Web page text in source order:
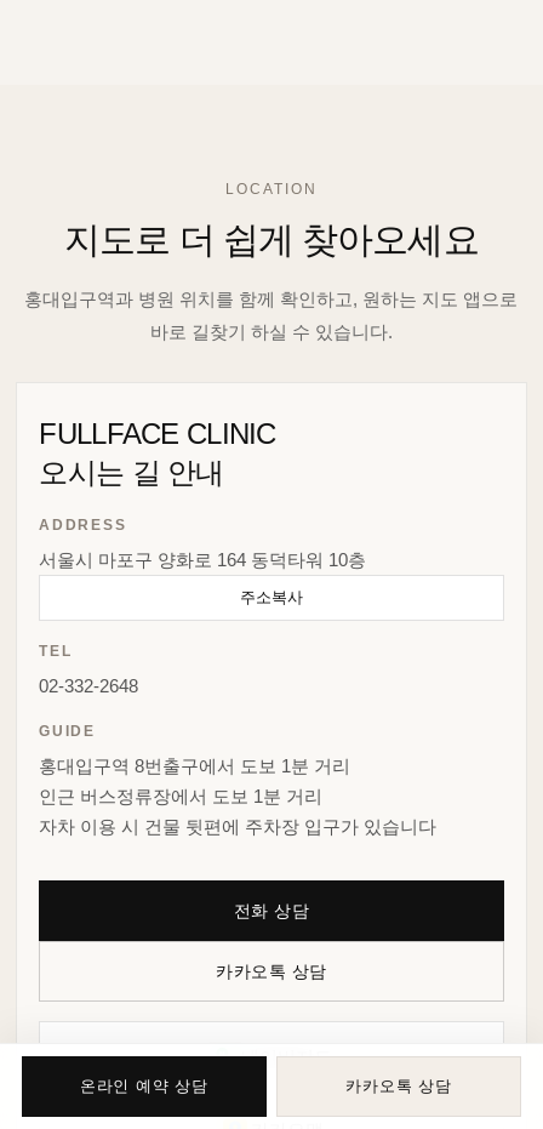
LOCATION
지도로 더 쉽게 찾아오세요
홍대입구역과 병원 위치를 함께 확인하고, 원하는 지도 앱으로
바로 길찾기 하실 수 있습니다.
FULLFACE CLINIC
오시는 길 안내
ADDRESS
서울시 마포구 양화로 164 동덕타워 10층
주소복사
TEL
02-332-2648
GUIDE
홍대입구역 8번출구에서 도보 1분 거리
인근 버스정류장에서 도보 1분 거리
자차 이용 시 건물 뒷편에 주차장 입구가 있습니다
전화 상담
카카오톡 상담
네이버지도
온라인 예약 상담 카카오톡 상담